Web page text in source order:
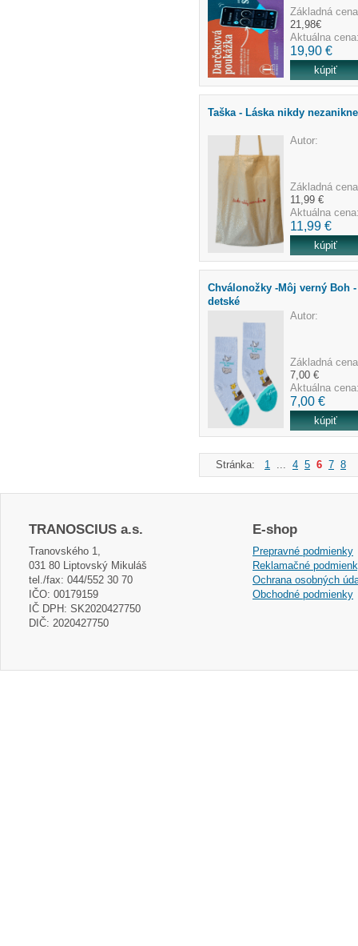
Základná
21,98€
Aktuálna
19,90 €
Taška - Láska nikdy nezanikne
Autor:
Základná
11,99 €
Aktuálna
11,99 €
Chválonožky -Môj verný Boh -
detské
Autor:
Základná
7,00 €
Aktuálna
7,00 €
Stránka: 1 ... 4 5 6 7 8
TRANOSCIUS a.s.
Tranovského 1,
031 80 Liptovský Mikuláš
tel./fax: 044/552 30 70
IČO: 00179159
IČ DPH: SK2020427750
DIČ: 2020427750
E-shop
Prepravné podmienky
Reklamačné
Ochrana osobných
Obchodné podmienky